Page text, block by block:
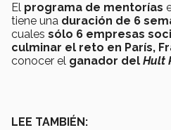
El programa de mentorías
tiene una duración de 6
cuales sólo 6 empresas
culminar el reto en París,
conocer el ganador del Hult
LEE TAMBIÉN: